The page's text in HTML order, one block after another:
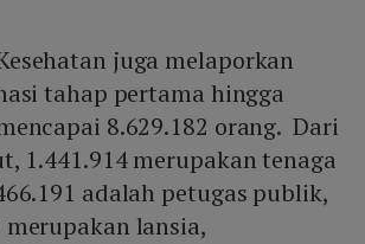
juga melaporkan
tahap pertama hingga
8.629.182 orang. Dari
1.441.914 merupakan tenaga
adalah petugas publik,
merupakan lansia,